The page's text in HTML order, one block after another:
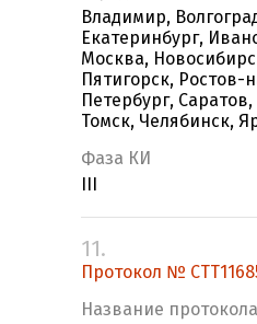
Владимир,
Екатеринбург,
Москва,
Пятигорск, Ростов-
Петербург,
Томск, Челябинск,
Фаза КИ
11.
Протокол №
Название протокола